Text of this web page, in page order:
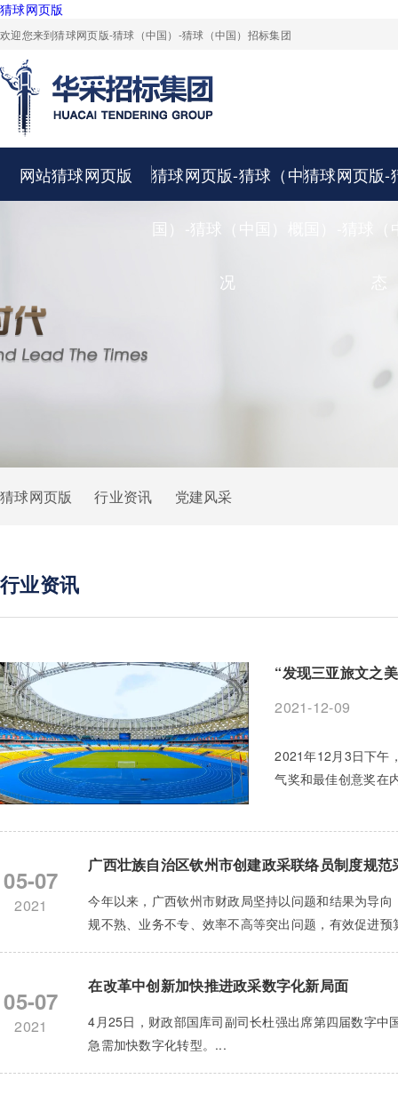
猜球网页版
欢迎您来到猜球网页版-猜球（中国）-猜球（中国）招标集团
网站猜球网页版 猜球网页版-猜球（中
国）-猜球（中国）概
况
猜球网页版-
国）-猜球
猜球网页版 行业资讯 党建风采
行业资讯
“发现三亚旅文之
2021-12-09
2021年12月3日下午
气奖和最佳创意奖在
05-07
2021
广西壮族自治区钦州市创建政采联络员制度规范
今年以来，广西钦州市财政局坚持以问题和结果为导
规不熟、业务不专、效率不高等突出问题，有效促进
05-07
2021
在改革中创新加快推进政采数字化新局面
4月25日，财政部国库司副司长杜强出席第四届数字中
急需加快数字化转型。...